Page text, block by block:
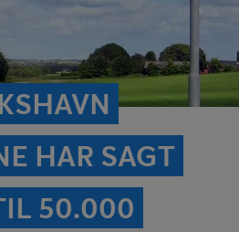
HAR SAGT
50.000